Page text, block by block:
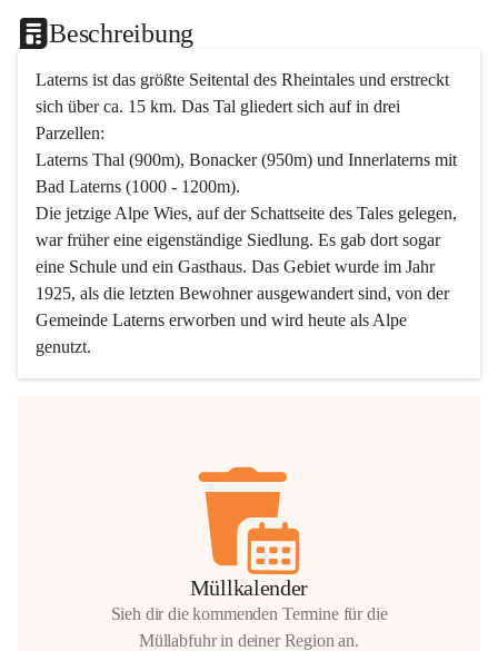
Beschreibung
Laterns ist das größte Seitental des Rheintales und erstreckt
sich über ca. 15 km. Das Tal gliedert sich auf in drei
Parzellen:
Laterns Thal (900m), Bonacker (950m) und Innerlaterns mit
Bad Laterns (1000 - 1200m).
Die jetzige Alpe Wies, auf der Schattseite des Tales gelegen,
war früher eine eigenständige Siedlung. Es gab dort sogar
eine Schule und ein Gasthaus. Das Gebiet wurde im Jahr
1925, als die letzten Bewohner ausgewandert sind, von der
Gemeinde Laterns erworben und wird heute als Alpe
genutzt.
Müllkalender
Sieh dir die kommenden Termine für die
Müllabfuhr in deiner Region an.